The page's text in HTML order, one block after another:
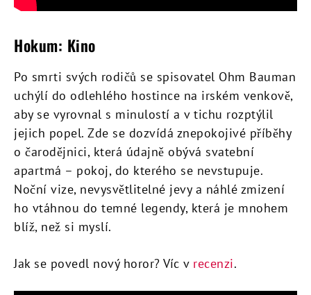
Hokum: Kino
Po smrti svých rodičů se spisovatel Ohm Bauman
uchýlí do odlehlého hostince na irském venkově,
aby se vyrovnal s minulostí a v tichu rozptýlil
jejich popel. Zde se dozvídá znepokojivé příběhy
o čarodějnici, která údajně obývá svatební
apartmá – pokoj, do kterého se nevstupuje.
Noční vize, nevysvětlitelné jevy a náhlé zmizení
ho vtáhnou do temné legendy, která je mnohem
blíž, než si myslí.
Jak se povedl nový horor? Víc v recenzi.